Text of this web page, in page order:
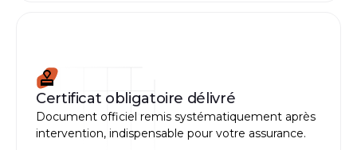
Certificat obligatoire délivré
Document officiel remis systématiquement après
intervention, indispensable pour votre assurance.